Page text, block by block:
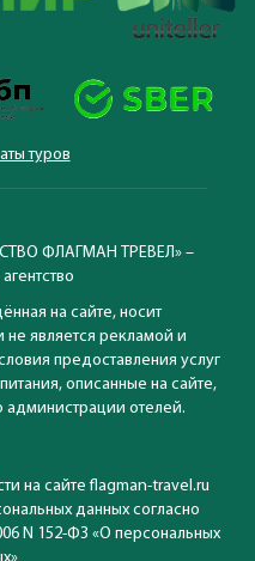
туров
ФЛАГМАН ТРЕВЕЛ» –
на сайте, носит
является рекламой и
предоставления услуг
описанные на сайте,
администрации отелей.
на сайте flagman-travel.ru
данных согласно
N 152-ФЗ «О персональных